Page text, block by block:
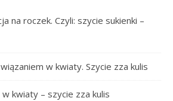
na roczek. Czyli: szycie sukienki –
w kwiaty. Szycie zza kulis
kwiaty – szycie zza kulis